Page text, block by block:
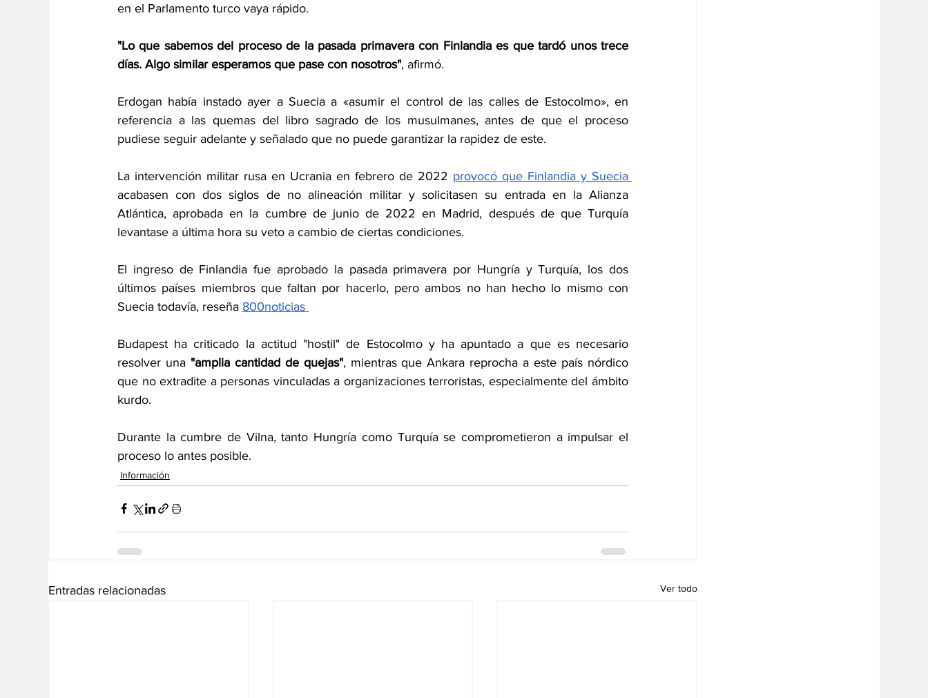
en el Parlamento turco vaya rápido.
"Lo que sabemos del proceso de la pasada primavera con Finlandia es que tardó unos trece
días. Algo similar esperamos que pase con nosotros", afirmó.
Erdogan había instado ayer a Suecia a «asumir el control de las calles de Estocolmo», en
referencia a las quemas del libro sagrado de los musulmanes, antes de que el proceso
pudiese seguir adelante y señalado que no puede garantizar la rapidez de este.
La intervención militar rusa en Ucrania en febrero de 2022
acabasen con dos siglos de no alineación militar y solicitasen su entrada en la Alianza
Atlántica, aprobada en la cumbre de junio de 2022 en Madrid, después de que Turquía
levantase a última hora su veto a cambio de ciertas condiciones.
El ingreso de Finlandia fue aprobado la pasada primavera por Hungría y Turquía, los dos
últimos países miembros que faltan por hacerlo, pero ambos no han hecho lo mismo con
Suecia todavía, reseña 800noticias
Budapest ha criticado la actitud "hostil" de Estocolmo y ha apuntado a que es necesario
resolver una "amplia cantidad de quejas", mientras que Ankara reprocha a este país nórdico
que no extradite a personas vinculadas a organizaciones terroristas, especialmente del ámbito
kurdo.
Durante la cumbre de Vilna, tanto Hungría como Turquía se comprometieron a impulsar el
proceso lo antes posible.
Información
Entradas relacionadas Ver todo